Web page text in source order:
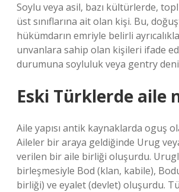
Soylu veya asil, bazı kültürlerde,
üst sınıflarına ait olan kişi. Bu,
hükümdarın emriyle belirli
unvanlara sahip olan kişileri ifade
durumuna soyluluk veya gentry
Eski Türklerde aile
Aile yapısı antik kaynaklarda oguş
Aileler bir araya geldiğinde Urug
verilen bir aile birliği oluşurdu.
birleşmesiyle Bod (klan, kabile),
birliği) ve eyalet (devlet) oluşurdu.